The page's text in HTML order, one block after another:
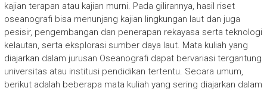
kajian terapan atau kajian murni. Pada gilirannya, hasil riset
oseanografi bisa menunjang kajian lingkungan laut dan juga
pesisir, pengembangan dan penerapan rekayasa serta teknologi
kelautan, serta eksplorasi sumber daya laut. Mata kuliah yang
diajarkan dalam jurusan Oseanografi dapat bervariasi tergantung
universitas atau institusi pendidikan tertentu. Secara umum,
berikut adalah beberapa mata kuliah yang sering diajarkan dalam